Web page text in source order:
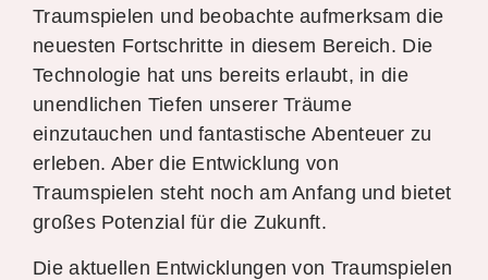
Traumspielen und beobachte aufmerksam die
neuesten Fortschritte in diesem Bereich. Die
Technologie hat uns bereits erlaubt, in die
unendlichen Tiefen unserer Träume
einzutauchen und fantastische Abenteuer zu
erleben. Aber die Entwicklung von
Traumspielen steht noch am Anfang und bietet
großes Potenzial für die Zukunft.
Die aktuellen Entwicklungen von Traumspielen